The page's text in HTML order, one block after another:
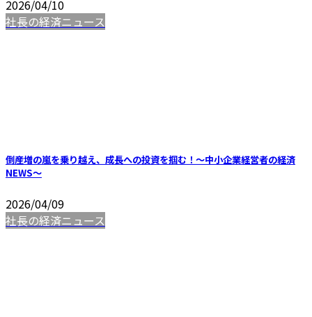
2026/04/10
社長の経済ニュース
倒産増の嵐を乗り越え、成長への投資を掴む！～中小企業経営者の経済
NEWS～
2026/04/09
社長の経済ニュース